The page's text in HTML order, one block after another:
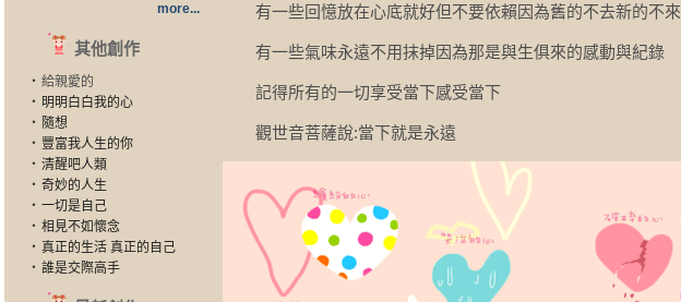
more...
其他創作
‧ 給親愛的
‧ 明明白白我的心
‧ 隨想
‧ 豐富我人生的你
‧ 清醒吧人類
‧ 奇妙的人生
‧ 一切是自己
‧ 相見不如懷念
‧ 真正的生活 真正的自己
‧ 誰是交際高手
有一些回憶放在心底就好但不要依賴因為舊的不去新的不來
有一些氣味永遠不用抹掉因為那是與生俱來的感動與紀錄
記得所有的一切享受當下感受當下
觀世音菩薩說:當下就是永遠